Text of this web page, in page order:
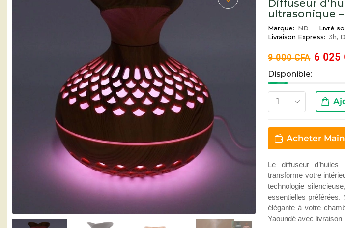
Diffuseur
ultrasonique
Marque: ND Livré
Livraison Express: 3h,
9 000CFA 6 025
Disponible:
Acheter
Le diffuseur
transforme votre
technologie
essentielles préférées.
élégante à votre
Yaoundé avec